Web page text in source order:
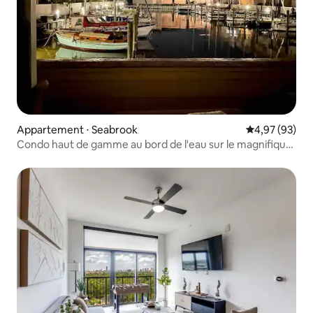
Appartement ⋅ Seabrook Évaluation
4,97 (93)
Condo haut de gamme au bord de l'eau sur le magnifique